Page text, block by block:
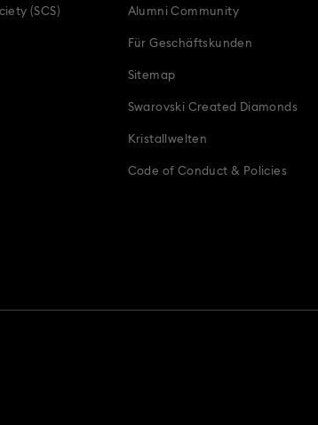
(SCS) Alumni Community
Für Geschäftskunden
Sitemap
Swarovski Created Diamonds
Kristallwelten
Code of Conduct & Policies